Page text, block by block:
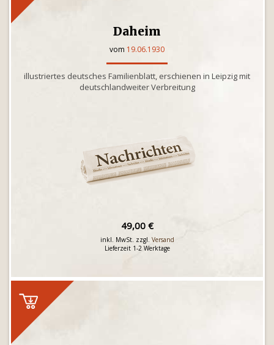
Daheim
vom 19.06.1930
illustriertes deutsches Familienblatt, erschienen in Leipzig mit
deutschlandweiter Verbreitung
49,00 €
inkl. MwSt. zzgl. Versand
Lieferzeit 1-2 Werktage